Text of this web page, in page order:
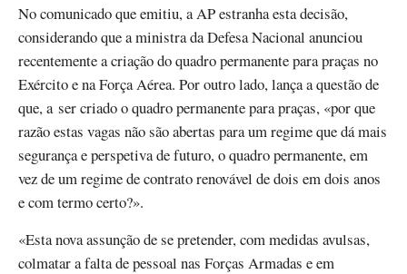
No comunicado que emitiu, a AP estranha esta decisão,
considerando que a ministra da Defesa Nacional anunciou
recentemente a criação do quadro permanente para praças no
Exército e na Força Aérea. Por outro lado, lança a questão de
que, a ser criado o quadro permanente para praças, «por que
razão estas vagas não são abertas para um regime que dá mais
segurança e perspetiva de futuro, o quadro permanente, em
vez de um regime de contrato renovável de dois em dois anos
e com termo certo?».
«Esta nova assunção de se pretender, com medidas avulsas,
colmatar a falta de pessoal nas Forças Armadas e em